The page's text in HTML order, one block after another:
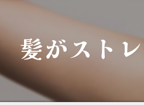
髪がスト